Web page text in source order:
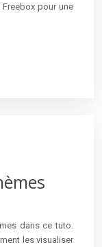
pour une
dans ce tuto.
les visualiser